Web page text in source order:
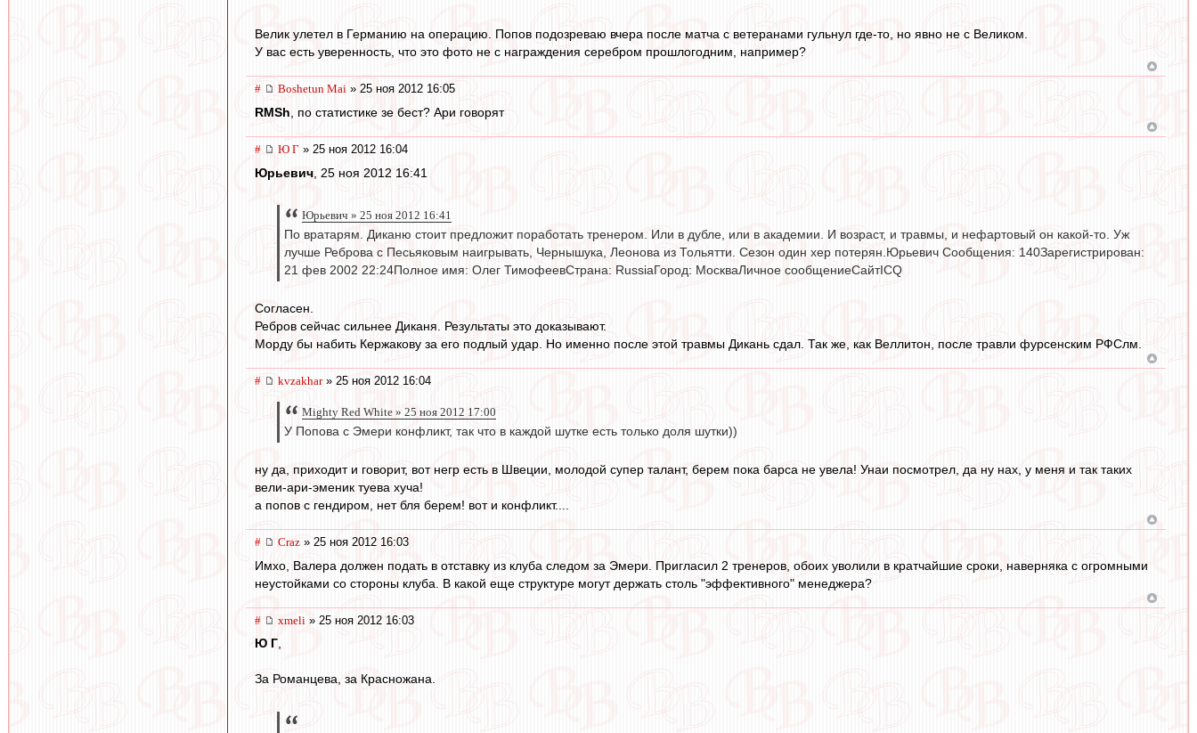
Велик улетел в Германию на операцию. Попов подозреваю вчера после матча с ветеранами гульнул где-то, но явно не с Великом.
У вас есть уверенность, что это фото не с награждения серебром прошлогодним, например?
# Boshetun Mai » 25 ноя 2012 16:05
RMSh , по статистике зе бест? Ари говорят
# Ю Г » 25 ноя 2012 16:04
Юрьевич , 25 ноя 2012 16:41
Юрьевич » 25 ноя 2012 16:41
По вратарям. Диканю стоит предложит поработать тренером. Или в дубле, или в академии. И возраст, и травмы, и нефартовый он какой-то. Уж
лучше Реброва с Песьяковым наигрывать, Чернышука, Леонова из Тольятти. Сезон один хер потерян.Юрьевич Сообщения: 140Зарегистрирован:
21 фев 2002 22:24Полное имя: Олег ТимофеевСтрана: RussiaГород: МоскваЛичное сообщениеСайтICQ
Согласен.
Ребров сейчас сильнее Диканя. Результаты это доказывают.
Морду бы набить Кержакову за его подлый удар. Но именно после этой травмы Дикань сдал. Так же, как Веллитон, после травли фурсенским РФСлм.
# kvzakhar» 25 ноя 2012 16:04
Mighty Red White » 25 ноя 2012 17:00
У Попова с Эмери конфликт, так что в каждой шутке есть только доля шутки))
ну да, приходит и говорит, вот негр есть в Швеции, молодой супер талант, берем пока барса не увела! Унаи посмотрел, да ну нах, у меня и так таких
вели-ари-эменик туева хуча!
а попов с гендиром, нет бля берем! вот и конфликт....
# Craz » 25 ноя 2012 16:03
Имхо, Валера должен подать в отставку из клуба следом за Эмери. Пригласил 2 тренеров, обоих уволили в кратчайшие сроки, наверняка с огромными
неустойками со стороны клуба. В какой еще структуре могут держать столь "эффективного" менеджера?
# xmeli » 25 ноя 2012 16:03
Ю Г
За Романцева, за Красножана.